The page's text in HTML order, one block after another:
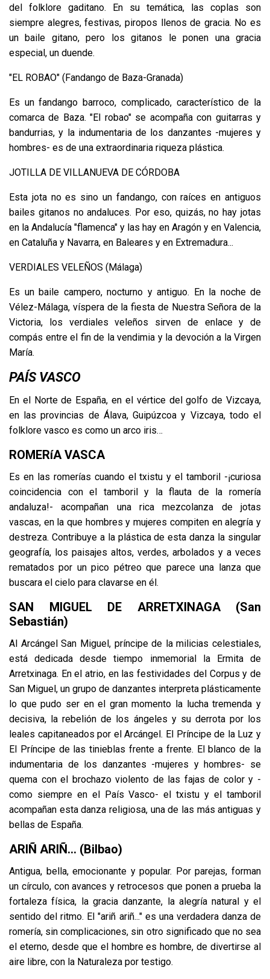
del folklore gaditano. En su temática, las coplas son
siempre alegres, festivas, piropos llenos de gracia. No es
un baile gitano, pero los gitanos le ponen una gracia
especial, un duende.
"EL ROBAO" (Fandango de Baza-Granada)
Es un fandango barroco, complicado, característico de la
comarca de Baza. "El robao" se acompaña con guitarras y
bandurrias, y la indumentaria de los danzantes -mujeres y
hombres- es de una extraordinaria riqueza plástica.
JOTILLA DE VILLANUEVA DE CÓRDOBA
Esta jota no es sino un fandango, con raíces en antiguos
bailes gitanos no andaluces. Por eso, quizás, no hay jotas
en la Andalucía "flamenca" y las hay en Aragón y en Valencia,
en Cataluña y Navarra, en Baleares y en Extremadura...
VERDIALES VELEÑOS (Málaga)
Es un baile campero, nocturno y antiguo. En la noche de
Vélez-Málaga, víspera de la fiesta de Nuestra Señora de la
Victoria, los verdiales veleños sirven de enlace y de
compás entre el fin de la vendimia y la devoción a la Virgen
María.
PAÍS VASCO
En el Norte de España, en el vértice del golfo de Vizcaya,
en las provincias de Álava, Guipúzcoa y Vizcaya, todo el
folklore vasco es como un arco iris…
ROMERíA VASCA
Es en las romerías cuando el txistu y el tamboril -¡curiosa
coincidencia con el tamboril y la flauta de la romería
andaluza!- acompañan una rica mezcolanza de jotas
vascas, en la que hombres y mujeres compiten en alegría y
destreza. Contribuye a la plástica de esta danza la singular
geografía, los paisajes altos, verdes, arbolados y a veces
rematados por un pico pétreo que parece una lanza que
buscara el cielo para clavarse en él.
SAN MIGUEL DE ARRETXINAGA (San
Sebastián)
Al Arcángel San Miguel, príncipe de la milicias celestiales,
está dedicada desde tiempo inmemorial la Ermita de
Arretxinaga. En el atrio, en las festividades del Corpus y de
San Miguel, un grupo de danzantes interpreta plásticamente
lo que pudo ser en el gran momento la lucha tremenda y
decisiva, la rebelión de los ángeles y su derrota por los
leales capitaneados por el Arcángel. El Príncipe de la Luz y
El Príncipe de las tinieblas frente a frente. El blanco de la
indumentaria de los danzantes -mujeres y hombres- se
quema con el brochazo violento de las fajas de color y -
como siempre en el País Vasco- el txistu y el tamboril
acompañan esta danza religiosa, una de las más antiguas y
bellas de España.
ARIÑ ARIÑ... (Bilbao)
Antigua, bella, emocionante y popular. Por parejas, forman
un círculo, con avances y retrocesos que ponen a prueba la
fortaleza física, la gracia danzante, la alegría natural y el
sentido del ritmo. El "ariñ ariñ..." es una verdadera danza de
romería, sin complicaciones, sin otro significado que no sea
el eterno, desde que el hombre es hombre, de divertirse al
aire libre, con la Naturaleza por testigo.